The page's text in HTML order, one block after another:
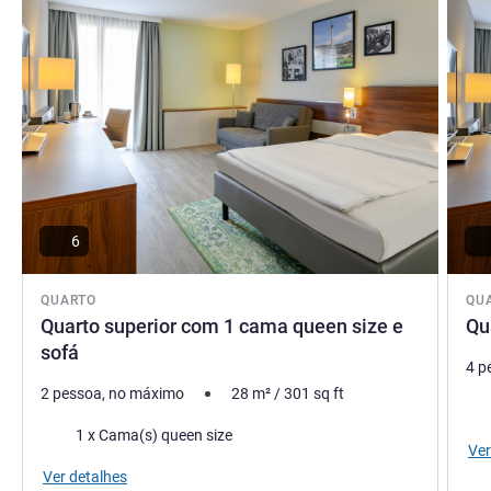
Arjan WILBERS, Gerência do hotel
QUARTO
Quarto superior com 1 cama queen size e
sofá
6
2 pessoa, no máximo 28 m²/301 sq ft
Roupa de cama
1 x Cama(s) queen size
Ver detalhes
4